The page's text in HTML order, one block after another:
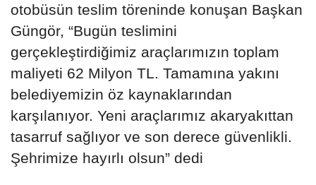
otobüsün teslim töreninde konuşan Başkan
Güngör, “Bugün teslimini
gerçekleştirdiğimiz araçlarımızın toplam
maliyeti 62 Milyon TL. Tamamına yakını
belediyemizin öz kaynaklarından
karşılanıyor. Yeni araçlarımız akaryakıttan
tasarruf sağlıyor ve son derece güvenlikli.
Şehrimize hayırlı olsun” dedi